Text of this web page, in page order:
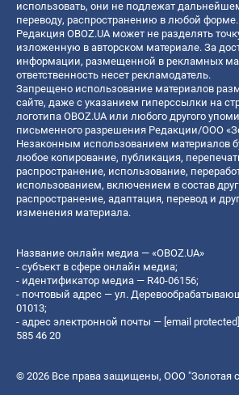
использовать, они не подлежат
переводу, распространению в любой форме.
Редакция OBOZ.UA может не разделять
изложенную в авторском материале. За
информации, размещенной в рекламных
ответственность несет рекламодатель.
Запрещено использование материалов
сайте, даже с указанием гиперссылки на
логотипа OBOZ.UA или любого другого
письменного разрешения Редакции/ООО
Незаконным использованием материалов
любое копирование, публикация,
распространение, использование,
использованием, включением в состав
распространение, адаптация, перевод и
изменения материала.
Название онлайн медиа — «OBOZ.UA»
- субъект в сфере онлайн медиа;
- идентификатор медиа — R40-06156;
- почтовый адрес — ул.
01013;
- адрес электронной почты — [email protected]
585 46 20
© 2026 Все права защищены, ООО "Золотая